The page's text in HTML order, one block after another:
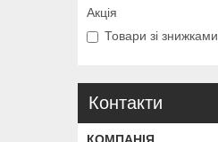
Акція
Товари зі знижками
Контакти